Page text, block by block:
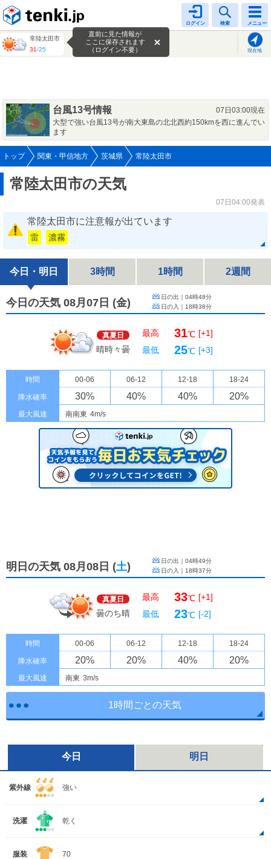
ログイン 検索 メニュー
常陸太田市
31/25 現在地
直前に見た情報が
ここに保存されます
（ログイン不要）
台風13号情報
07日03:00現在
大型で強い台風13号が南大東島の北北西約150kmを西に進んでい
ます
トップ 関東・甲信地方 茨城県 常陸太田市
常陸太田市の天気
07日04:00発表
常陸太田市に注意報が出ています
雷 濃霧
今日・明日 3時間 1時間 2週間
今日の天気 08月07日 (金) 日の出｜ 04時48分
日の入｜ 18時38分
真夏日
晴時々曇
最高 31℃ [+1]
最低
25℃ [+3]
時間 00-06 06-12 12-18 18-24
降水確率 30% 40% 40% 20%
最大風速 南南東 4m/s
明日の天気 08月08日 (土) 日の出｜ 04時49分
日の入｜ 18時37分
真夏日
曇のち晴
最高 33℃ [+1]
最低
23℃ [-2]
時間 00-06 06-12 12-18 18-24
降水確率 20% 20% 40% 20%
最大風速 南東 3m/s
1時間ごとの天気
今日 明日
紫外線 強い
洗濯 乾く
服装 70